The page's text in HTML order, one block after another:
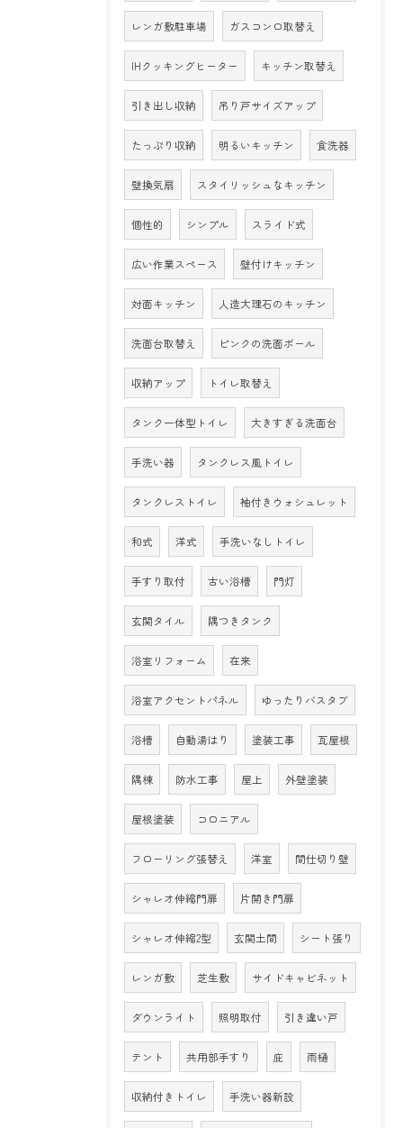
レンガ敷駐車場 ガスコンロ取替え
IHクッキングヒーター キッチン取替え
引き出し収納 吊り戸サイズアップ
たっぷり収納 明るいキッチン 食洗器
壁換気扇 スタイリッシュなキッチン
個性的 シンプル スライド式
広い作業スペース 壁付けキッチン
対面キッチン 人造大理石のキッチン
洗面台取替え ピンクの洗面ボール
収納アップ トイレ取替え
タンク一体型トイレ 大きすぎる洗面台
手洗い器 タンクレス風トイレ
タンクレストイレ 袖付きウォシュレット
和式 洋式 手洗いなしトイレ
手すり取付 古い浴槽 門灯
玄関タイル 隅つきタンク
浴室リフォーム 在来
浴室アクセントパネル ゆったりバスタブ
浴槽 自動湯はり 塗装工事 瓦屋根
隅棟 防水工事 屋上 外壁塗装
屋根塗装 コロニアル
フローリング張替え 洋室 間仕切り壁
シャレオ伸縮門扉 片開き門扉
シャレオ伸縮2型 玄関土間 シート張り
レンガ敷 芝生敷 サイドキャビネット
ダウンライト 照明取付 引き違い戸
テント 共用部手すり 庇 雨樋
収納付きトイレ 手洗い器新設